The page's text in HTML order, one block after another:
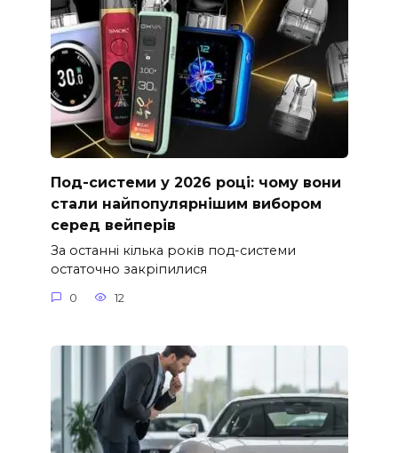
Под-системи у 2026 році: чому вони
стали найпопулярнішим вибором
серед вейперів
За останні кілька років под-системи
остаточно закріпилися
0 12